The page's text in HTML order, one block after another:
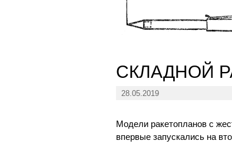
СКЛАДНОЙ
28.05.2019
Модели ракетопланов с
впервые запускались на